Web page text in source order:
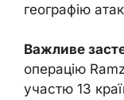
географію
Важливе
операцію
участю 13